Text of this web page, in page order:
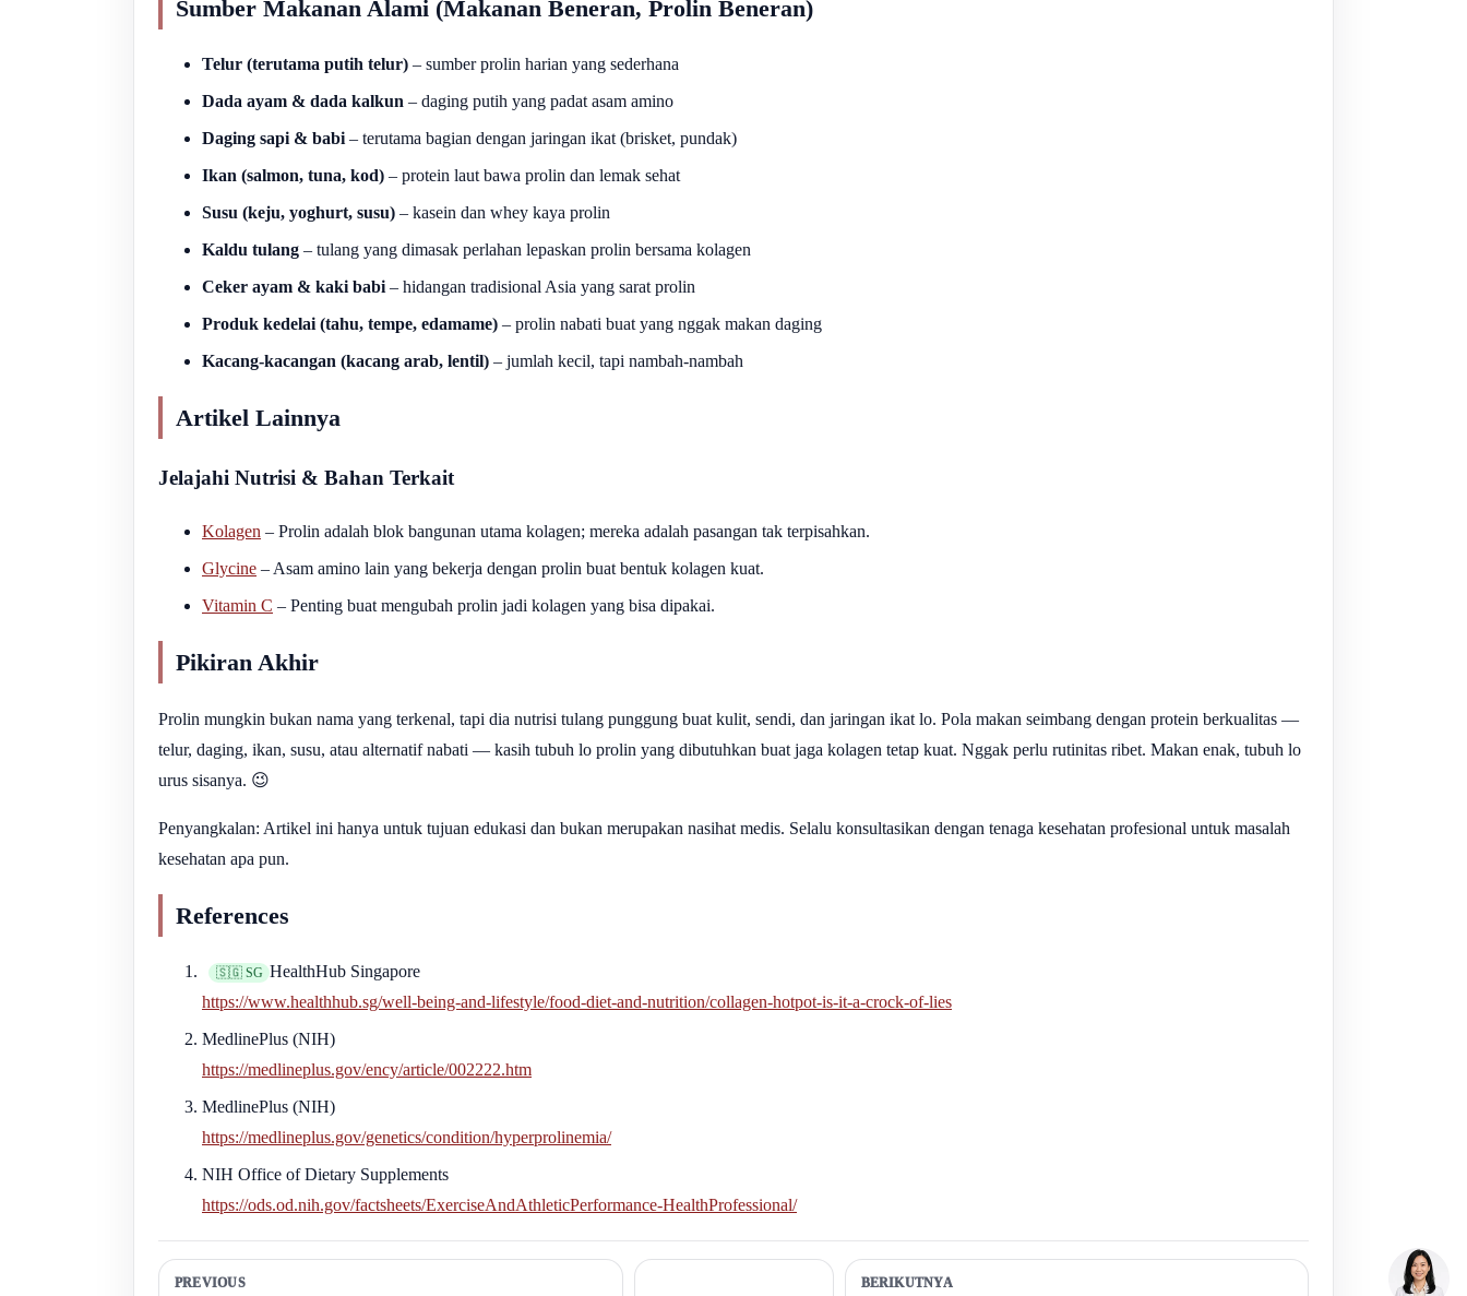
Sumber Makanan Alami (Makanan Beneran, Prolin Beneran)
Telur (terutama putih telur) – sumber prolin harian yang sederhana
Dada ayam & dada kalkun – daging putih yang padat asam amino
Daging sapi & babi – terutama bagian dengan jaringan ikat (brisket, pundak)
Ikan (salmon, tuna, kod) – protein laut bawa prolin dan lemak sehat
Susu (keju, yoghurt, susu) – kasein dan whey kaya prolin
Kaldu tulang – tulang yang dimasak perlahan lepaskan prolin bersama kolagen
Ceker ayam & kaki babi – hidangan tradisional Asia yang sarat prolin
Produk kedelai (tahu, tempe, edamame) – prolin nabati buat yang nggak makan daging
Kacang-kacangan (kacang arab, lentil) – jumlah kecil, tapi nambah-nambah
Artikel Lainnya
Jelajahi Nutrisi & Bahan Terkait
Kolagen – Prolin adalah blok bangunan utama kolagen; mereka adalah pasangan tak terpisahkan.
Glycine – Asam amino lain yang bekerja dengan prolin buat bentuk kolagen kuat.
Vitamin C – Penting buat mengubah prolin jadi kolagen yang bisa dipakai.
Pikiran Akhir
Prolin mungkin bukan nama yang terkenal, tapi dia nutrisi tulang punggung buat kulit, sendi, dan jaringan ikat lo. Pola makan seimbang dengan protein berkualitas —
telur, daging, ikan, susu, atau alternatif nabati — kasih tubuh lo prolin yang dibutuhkan buat jaga kolagen tetap kuat. Nggak perlu rutinitas ribet. Makan enak, tubuh lo
urus sisanya. 😉
Penyangkalan: Artikel ini hanya untuk tujuan edukasi dan bukan merupakan nasihat medis. Selalu konsultasikan dengan tenaga kesehatan profesional untuk masalah
kesehatan apa pun.
References
🇸🇬 SG HealthHub Singapore
https://www.healthhub.sg/well-being-and-lifestyle/food-diet-and-nutrition/collagen-hotpot-is-it-a-crock-of-lies
MedlinePlus (NIH)
https://medlineplus.gov/ency/article/002222.htm
MedlinePlus (NIH)
https://medlineplus.gov/genetics/condition/hyperprolinemia/
NIH Office of Dietary Supplements
https://ods.od.nih.gov/factsheets/ExerciseAndAthleticPerformance-HealthProfessional/
PREVIOUS BERIKUTNYA